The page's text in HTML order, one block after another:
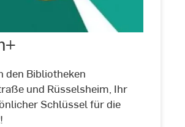
den Bibliotheken
und Rüsselsheim, Ihr
Schlüssel für die